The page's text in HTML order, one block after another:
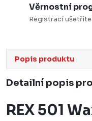
Věrnostní
Registrací ušetříte
Popis produktu
Detailní popis
REX 501